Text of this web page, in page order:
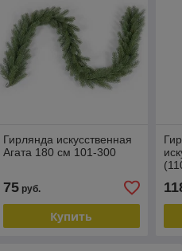
Гирлянда искусственная
Агата 180 см 101-300
75руб.
Купить